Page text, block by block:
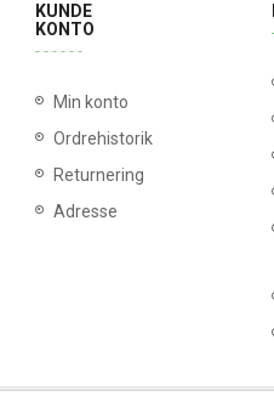
KUNDE
KONTO
Min konto
Ordrehistorik
Returnering
Adresse